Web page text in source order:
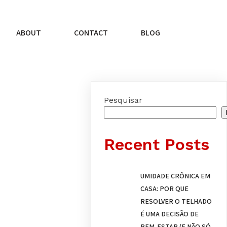
ABOUT CONTACT BLOG
Pesquisar
Recent Posts
UMIDADE CRÔNICA EM
CASA: POR QUE
RESOLVER O TELHADO
É UMA DECISÃO DE